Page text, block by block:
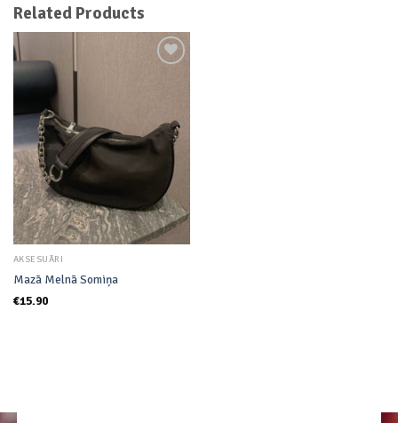
Related Products
wishlist
AKSESUĀRI
Mazā Melnā Somiņa
€15.90